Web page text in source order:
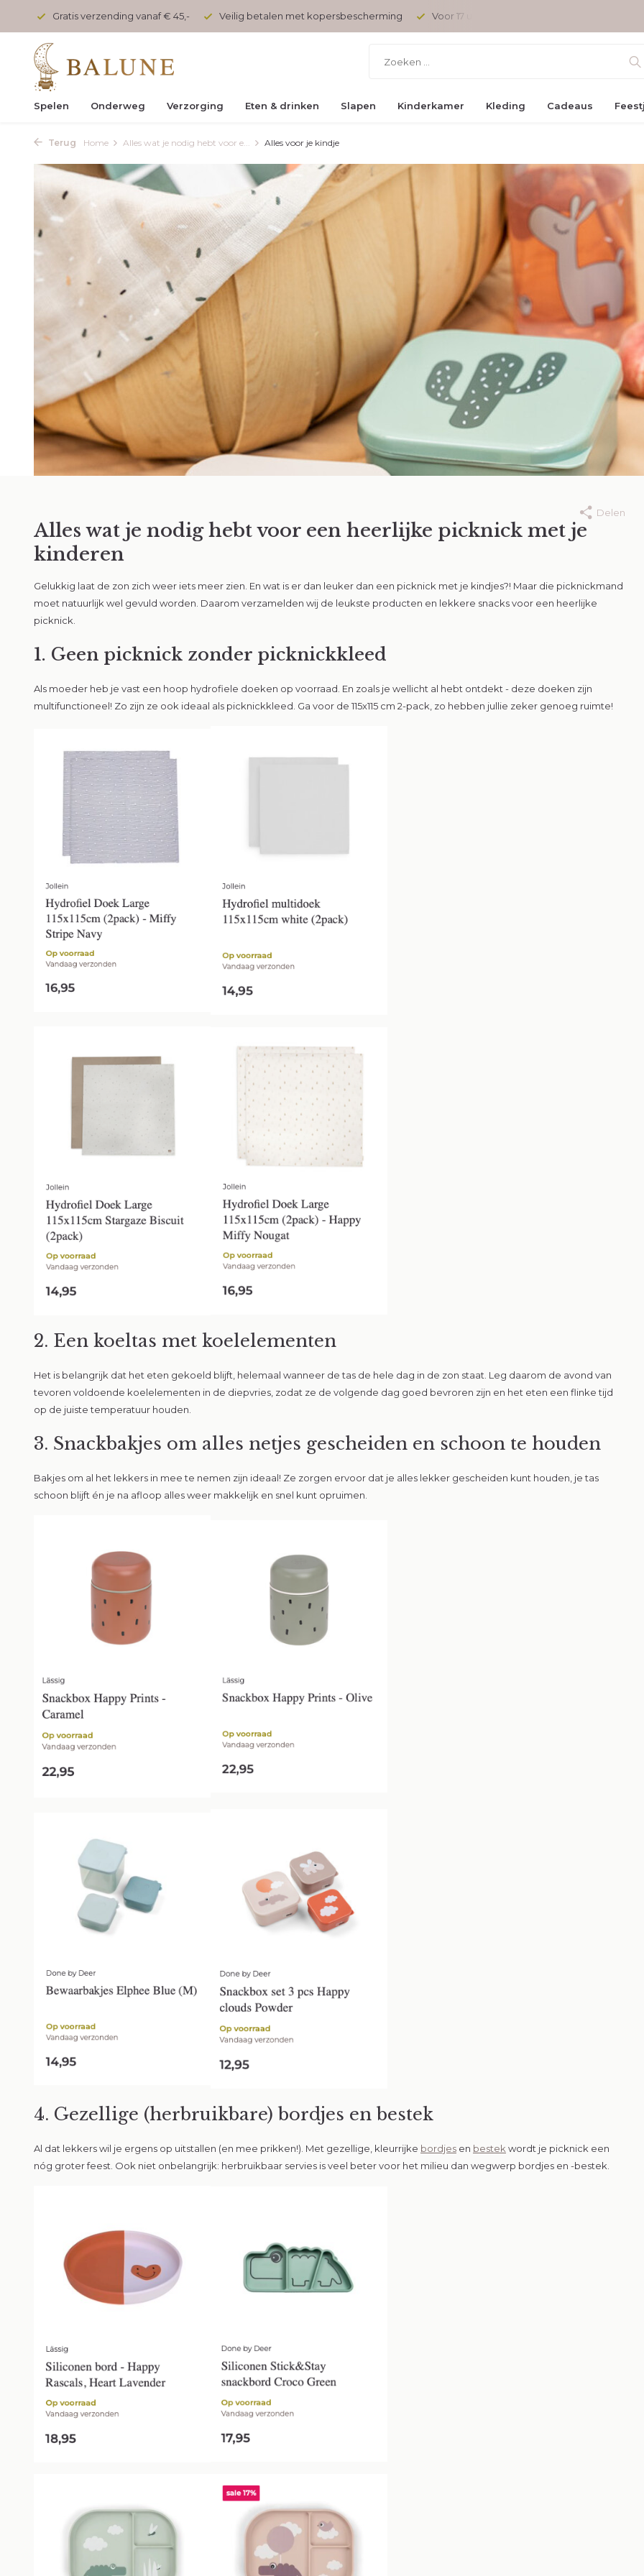
Veilig betalen met kopersbescherming Voor 17 uur besteld, vandaag verzonden
Spelen Onderweg Verzorging Eten & drinken Slapen Kinderkamer Kleding Cadeaus
Terug Home Alles wat je nodig hebt voor e... Alles voor je kindje
Delen
Alles wat je nodig hebt voor een heerlijke picknick met je
kinderen
Gelukkig laat de zon zich weer iets meer zien. En wat is er dan leuker dan een picknick met je kindjes?! Maar die picknickmand
moet natuurlijk wel gevuld worden. Daarom verzamelden wij de leukste producten en lekkere snacks voor een heerlijke
picknick.
1. Geen picknick zonder picknickkleed
Als moeder heb je vast een hoop hydrofiele doeken op voorraad. En zoals je wellicht al hebt ontdekt - deze doeken zijn
multifunctioneel! Zo zijn ze ook ideaal als picknickkleed. Ga voor de 115x115 cm 2-pack, zo hebben jullie zeker genoeg ruimte!
2. Een koeltas met koelelementen
Het is belangrijk dat het eten gekoeld blijft, helemaal wanneer de tas de hele dag in de zon staat. Leg daarom de avond van
tevoren voldoende koelelementen in de diepvries, zodat ze de volgende dag goed bevroren zijn en het eten een flinke tijd
op de juiste temperatuur houden.
3. Snackbakjes om alles netjes gescheiden en schoon te houden
Bakjes om al het lekkers in mee te nemen zijn ideaal! Ze zorgen ervoor dat je alles lekker gescheiden kunt houden, je tas
schoon blijft én je na afloop alles weer makkelijk en snel kunt opruimen.
4. Gezellige (herbruikbare) bordjes en bestek
Al dat lekkers wil je ergens op uitstallen (en mee prikken!). Met gezellige, kleurrijke bordjes en bestek wordt je picknick een
nóg groter feest. Ook niet onbelangrijk: herbruikbaar servies is veel beter voor het milieu dan wegwerp bordjes en -bestek.
met je
je
26 mei 2025
Zo wordt zwemmen
met je baby waterpret
voor groot en klein
Lees meer
17 juli 2025
basisschool checklist
Lees meer
10 juli 2025
kindje op warme
dagen
Vlieg met